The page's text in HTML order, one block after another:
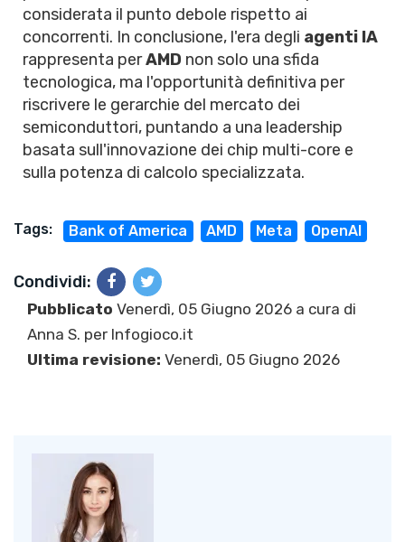
considerata il punto debole rispetto ai
concorrenti. In conclusione, l'era degli agenti IA
rappresenta perAMD non solo una sfida
tecnologica, ma l'opportunità definitiva per
riscrivere le gerarchie del mercato dei
semiconduttori, puntando a una leadership
basata sull'innovazione dei chip multi-core e
sulla potenza di calcolo specializzata.
Tags: Bank of America AMD Meta OpenAI
Condividi:
Pubblicato Venerdì, 05 Giugno 2026 a cura di
Anna S. per Infogioco.it
Ultima revisione: Venerdì, 05 Giugno 2026